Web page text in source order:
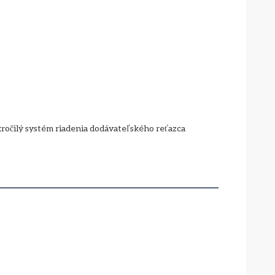
systém riadenia dodávateľského reťazca